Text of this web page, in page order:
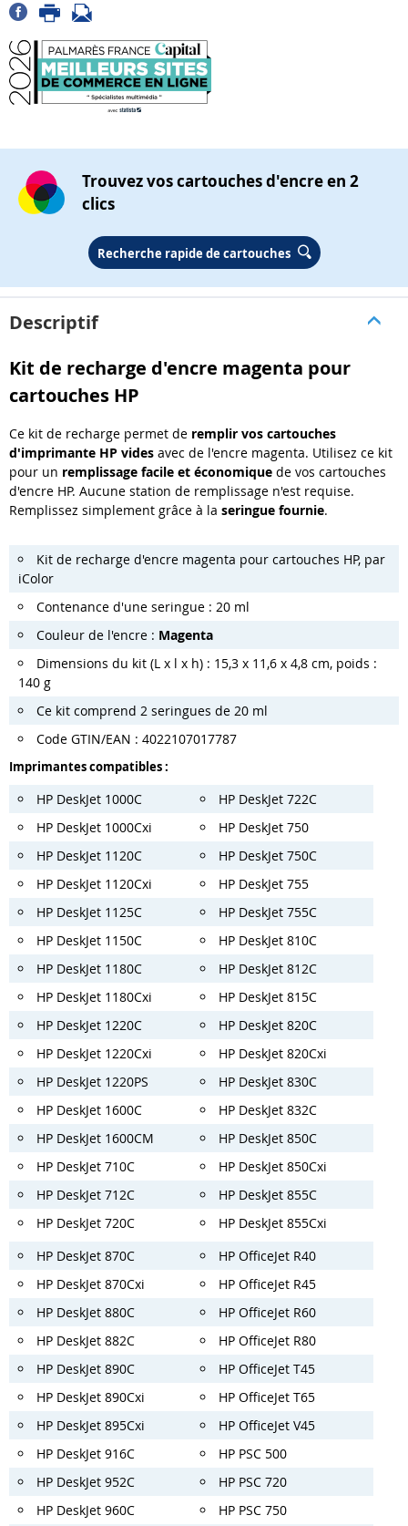
Trouvez vos cartouches d'encre en 2
clics
Recherche rapide de cartouches
Descriptif
Kit de recharge d'encre magenta pour
cartouches HP
Ce kit de recharge permet de remplir vos cartouches
d'imprimante HP vides avec de l'encre magenta. Utilisez ce kit
pour un remplissage facile et économique de vos cartouches
d'encre HP. Aucune station de remplissage n'est requise.
Remplissez simplement grâce à la seringue fournie.
Kit de recharge d'encre magenta pour cartouches HP, par
iColor
Contenance d'une seringue : 20 ml
Couleur de l'encre : Magenta
Dimensions du kit (L x l x h) : 15,3 x 11,6 x 4,8 cm, poids :
140 g
Ce kit comprend 2 seringues de 20 ml
Code GTIN/EAN : 4022107017787
Imprimantes compatibles :
HP DeskJet 1000C
HP DeskJet 1000Cxi
HP DeskJet 1120C
HP DeskJet 1120Cxi
HP DeskJet 1125C
HP DeskJet 1150C
HP DeskJet 1180C
HP DeskJet 1180Cxi
HP DeskJet 1220C
HP DeskJet 1220Cxi
HP DeskJet 1220PS
HP DeskJet 1600C
HP DeskJet 1600CM
HP DeskJet 710C
HP DeskJet 712C
HP DeskJet 720C
HP DeskJet 722C
HP DeskJet 750
HP DeskJet 750C
HP DeskJet 755
HP DeskJet 755C
HP DeskJet 810C
HP DeskJet 812C
HP DeskJet 815C
HP DeskJet 820C
HP DeskJet 820Cxi
HP DeskJet 830C
HP DeskJet 832C
HP DeskJet 850C
HP DeskJet 850Cxi
HP DeskJet 855C
HP DeskJet 855Cxi
HP DeskJet 870C
HP DeskJet 870Cxi
HP DeskJet 880C
HP DeskJet 882C
HP DeskJet 890C
HP DeskJet 890Cxi
HP DeskJet 895Cxi
HP DeskJet 916C
HP DeskJet 952C
HP DeskJet 960C
HP OfficeJet R40
HP OfficeJet R45
HP OfficeJet R60
HP OfficeJet R80
HP OfficeJet T45
HP OfficeJet T65
HP OfficeJet V45
HP PSC 500
HP PSC 720
HP PSC 750